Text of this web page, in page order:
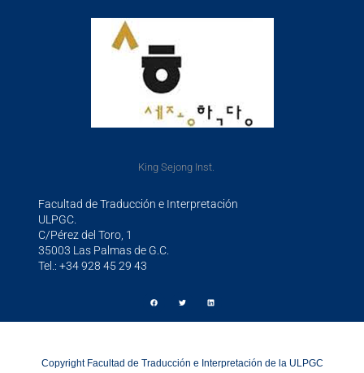
King Sejong Inst.
Facultad de Traducción e Interpretación
ULPGC.
C/Pérez del Toro, 1
35003 Las Palmas de G.C.
Tel.: +34 928 45 29 43
Copyright Facultad de Traducción e Interpretación de la ULPGC